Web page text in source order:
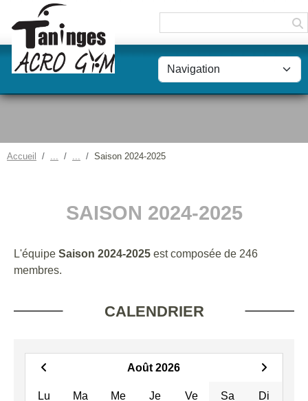
Accueil Saison 2024-2025
SAISON 2024-2025
L'équipe Saison 2024-2025 est composée de 246
membres.
CALENDRIER
Août 2026
Lu Ma Me Je Ve Sa Di
Panneau de gestion des cookies